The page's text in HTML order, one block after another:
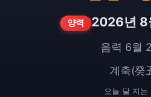
양력 2026년 8
음력 6월
계축(癸
오늘 달 지는